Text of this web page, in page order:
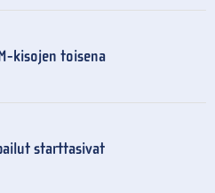
kisojen toisena
starttasivat